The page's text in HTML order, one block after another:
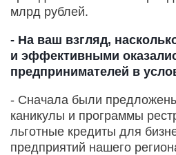
млрд рублей.
- На ваш взгляд,
и эффективными
предпринимателей в
- Сначала были
каникулы и программы
льготные кредиты для
предприятий нашего